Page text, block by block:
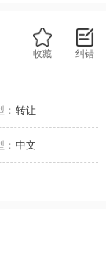
纠错
收藏
转让
中文